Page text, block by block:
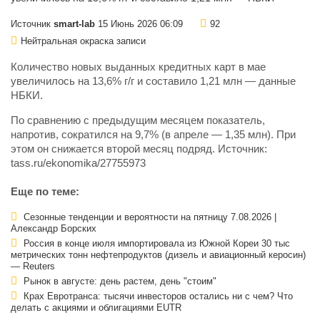
Источник smart-lab 15 Июнь 2026 06:09
92
Нейтральная окраска записи
Количество новых выданных кредитных карт в мае
увеличилось на 13,6% г/г и составило 1,21 млн — данные
НБКИ.
По сравнению с предыдущим месяцем показатель,
напротив, сократился на 9,7% (в апреле — 1,35 млн). При
этом он снижается второй месяц подряд. Источник:
tass.ru/ekonomika/27755973
Еще по теме:
Сезонные тенденции и вероятности на пятницу 7.08.2026 |
Александр Борских
Россия в конце июля импортировала из Южной Кореи 30 тыс
метрических тонн нефтепродуктов (дизель и авиационный керосин)
— Reuters
Рынок в августе: день растем, день "стоим"
Крах Евротранса: тысячи инвесторов остались ни с чем? Что
делать с акциями и облигациями EUTR